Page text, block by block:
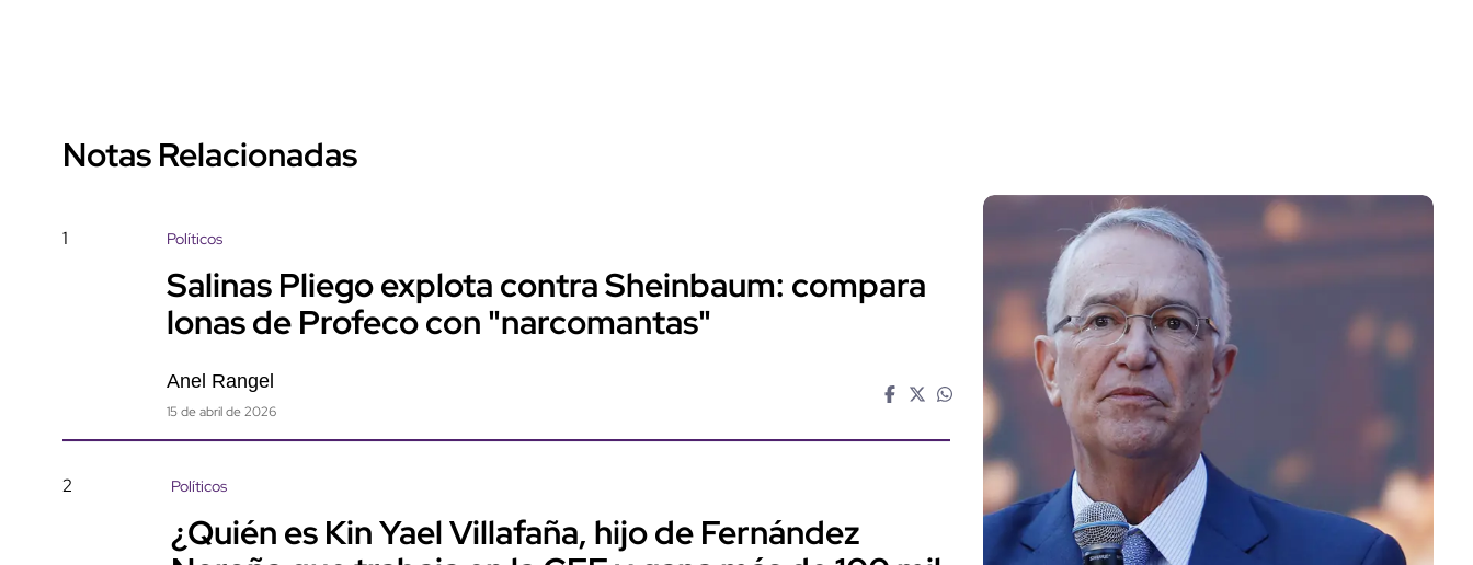
Notas Relacionadas
1 Políticos
Salinas Pliego explota contra Sheinbaum: compara
lonas de Profeco con "narcomantas"
Anel Rangel
15 de abril de 2026
2 Políticos
¿Quién es Kin Yael Villafaña, hijo de Fernández